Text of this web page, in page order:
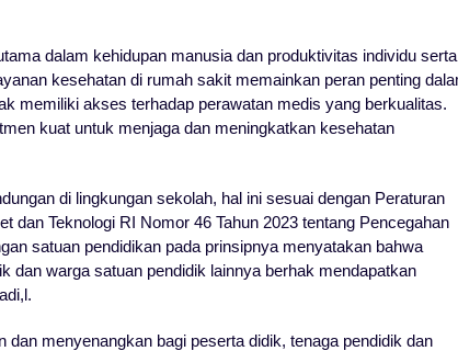
dalam kehidupan manusia dan produktivitas individu serta
kesehatan di rumah sakit memainkan peran penting
memiliki akses terhadap perawatan medis yang berkualitas.
kuat untuk menjaga dan meningkatkan kesehatan
di lingkungan sekolah, hal ini sesuai dengan Peraturan
dan Teknologi RI Nomor 46 Tahun 2023 tentang Pencegahan
satuan pendidikan pada prinsipnya menyatakan bahwa
dan warga satuan pendidik lainnya berhak mendapatkan
dan menyenangkan bagi peserta didik, tenaga pendidik dan